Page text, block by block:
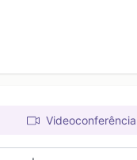
Videoconferência